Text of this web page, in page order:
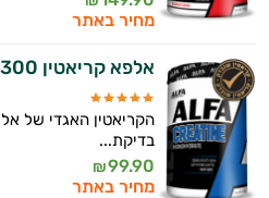
מחיר באתר
אלפא קריאטין 300 גר׳ | אלפא | ALFA
הקריאטין האגדי של
בדיקת...
99.90
₪
מחיר באתר